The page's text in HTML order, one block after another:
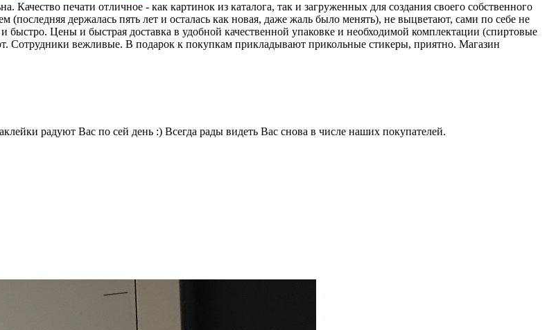
Качество печати отличное - как картинок из каталога, так и загруженных для создания своего собственного
(последняя держалась пять лет и осталась как новая, даже жаль было менять), не выцветают, сами по себе не
быстро. Цены и быстрая доставка в удобной качественной упаковке и необходимой комплектации (спиртовые
Сотрудники вежливые. В подарок к покупкам прикладывают прикольные стикеры, приятно. Магазин
радуют Вас по сей день :) Всегда рады видеть Вас снова в числе наших покупателей.